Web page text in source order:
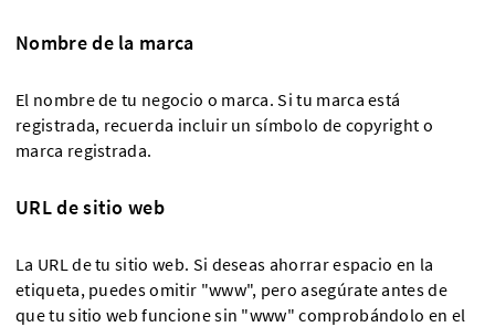
Nombre de la marca
El nombre de tu negocio o marca. Si tu marca está
registrada, recuerda incluir un símbolo de copyright o
marca registrada.
URL de sitio web
La URL de tu sitio web. Si deseas ahorrar espacio en la
etiqueta, puedes omitir "www", pero asegúrate antes de
que tu sitio web funcione sin "www" comprobándolo en el